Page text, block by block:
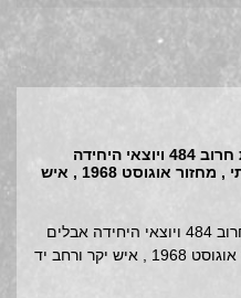
״ ארי דשא - איננו ! עמותת סיירת חרוב 484 ויוצאי היחידה
אבלים על לכתו של חרובניק אמיתי , מחזור אוגוסט 1968 , איש
״ ארי דשא - איננו ! עמותת סיירת חרוב 484 ויוצאי היחידה אבלים
על לכתו של חרובניק אמיתי , מחזור אוגוסט 1968 , איש יקר ורחב יד